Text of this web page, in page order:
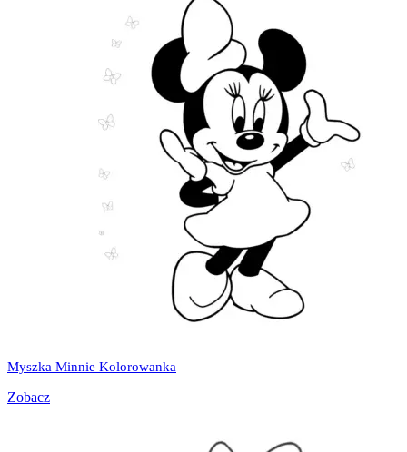
Myszka Minnie Kolorowanka
Zobacz